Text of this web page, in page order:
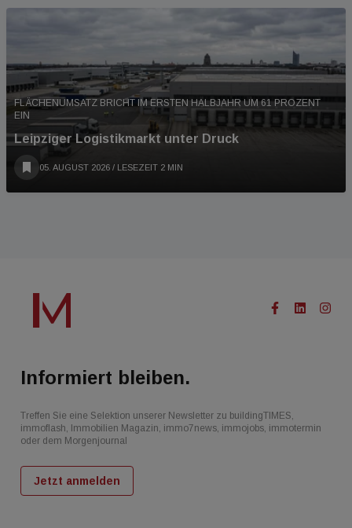
FLÄCHENUMSATZ BRICHT IM ERSTEN HALBJAHR UM 61 PROZENT
EIN
Leipziger Logistikmarkt unter Druck
05. AUGUST 2026 / LESEZEIT 2 MIN
Informiert bleiben.
Treffen Sie eine Selektion unserer Newsletter zu buildingTIMES,
immoflash, Immobilien Magazin, immo7news, immojobs, immotermin
oder dem Morgenjournal
Jetzt anmelden